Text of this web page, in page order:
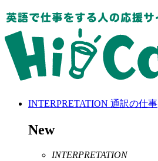
INTERPRETATION 通訳の仕事
New
INTERPRETATION